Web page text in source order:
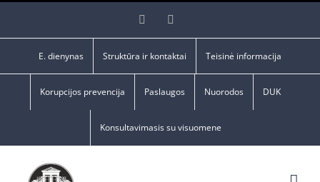
Facebook
E. dienynas Struktūra ir kontaktai Teisinė informacija
Korupcijos prevencija Paslaugos Nuorodos DUK
Konsultavimasis su visuomene